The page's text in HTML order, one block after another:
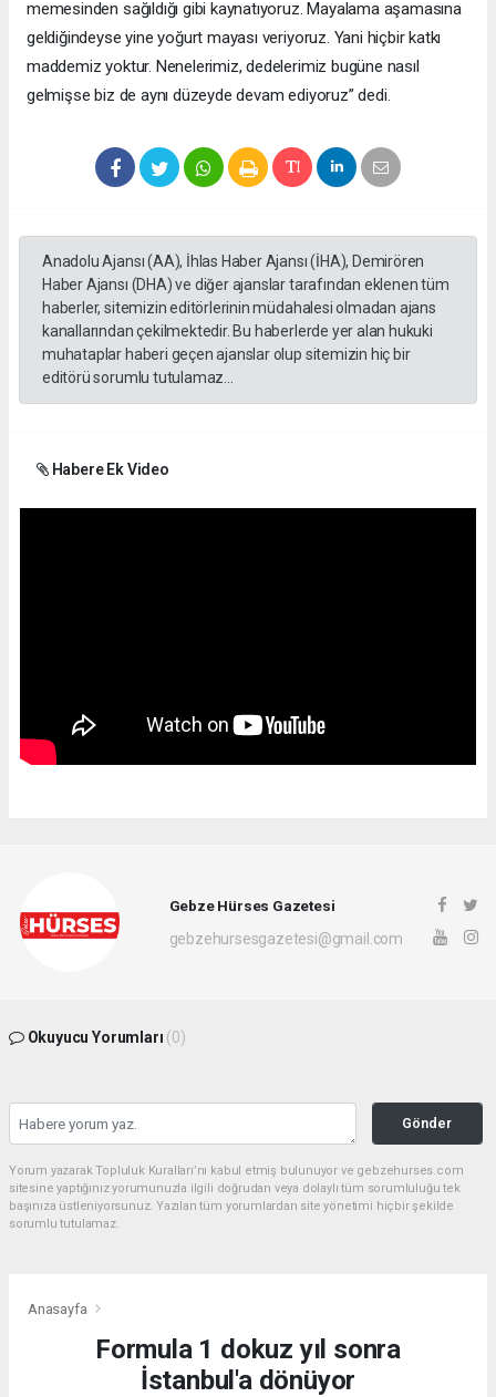
memesinden sağıldığı gibi kaynatıyoruz. Mayalama aşamasına
geldiğindeyse yine yoğurt mayası veriyoruz. Yani hiçbir katkı
maddemiz yoktur. Nenelerimiz, dedelerimiz bugüne nasıl
gelmişse biz de aynı düzeyde devam ediyoruz” dedi.
Anadolu Ajansı (AA), İhlas Haber Ajansı (İHA), Demirören
Haber Ajansı (DHA) ve diğer ajanslar tarafından eklenen tüm
haberler, sitemizin editörlerinin müdahalesi olmadan ajans
kanallarından çekilmektedir. Bu haberlerde yer alan hukuki
muhataplar haberi geçen ajanslar olup sitemizin hiç bir
editörü sorumlu tutulamaz...
Habere Ek Video
Gebze Hürses Gazetesi
gebzehursesgazetesi@gmail.com
Okuyucu Yorumları (0)
Gönder
Yorum yazarak Topluluk Kuralları’nı kabul etmiş bulunuyor ve gebzehurses.com
sitesine yaptığınız yorumunuzla ilgili doğrudan veya dolaylı tüm sorumluluğu tek
başınıza üstleniyorsunuz. Yazılan tüm yorumlardan site yönetimi hiçbir şekilde
sorumlu tutulamaz.
Anasayfa
Formula 1 dokuz yıl sonra
İstanbul'a dönüyor